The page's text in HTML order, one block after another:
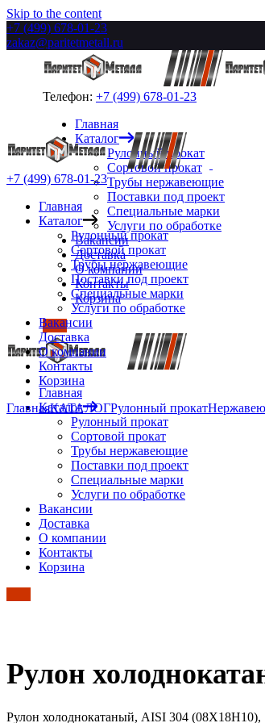
Skip to the content
+7 (499) 678-01-23
zakaz@paritetmetall.ru
Телефон: +7 (499) 678-01-23
Главная
Каталог
Рулонный прокат
Сортовой прокат
Трубы нержавеющие
Поставки под проект
Специальные марки
Услуги по обработке
Вакансии
Доставка
О компании
Контакты
Корзина
Главная
Каталог
Рулонный прокат
Сортовой прокат
Трубы нержавеющие
Поставки под проект
Специальные марки
Услуги по обработке
Вакансии
Доставка
О компании
Контакты
Корзина
+7 (499) 678-01-23
Главная
Каталог
Рулонный прокат
Сортовой прокат
Трубы нержавеющие
Поставки под проект
Специальные марки
Услуги по обработке
Вакансии
Доставка
О компании
Контакты
Корзина
ГлавнаяКАТАЛОГРулонный прокат
Рулон
Рулон холоднокатаный, AISI 304 (08Х18Н10),